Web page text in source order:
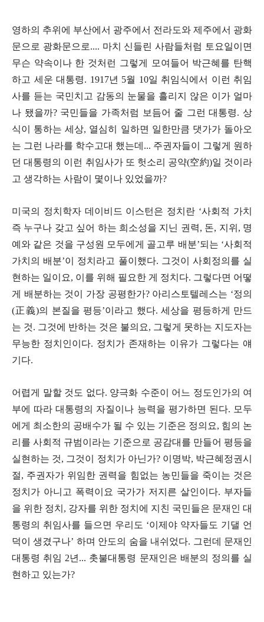
영하의 추위에 부산에서 광주에서 전라도와 제주에서 광화
문으로 광화문으로.... 마치 신들린 사람들처럼 토요일이면
무슨 약속이나 한 것처런 그렇게 모여들어 박근혜를 탄핵
하고 세운 대통령. 1917년 5월 10일 취임식에서 이런 취임
사를 듣는 국민치고 감동의 눈물을 흘리지 않은 이가 얼마
나 됐을까? 국민들을 가족처럼 보듬어 줄 그런 대통령. 상
식이 통하는 세상, 열심히 일하면 일한만큼 댓가가 돌아오
는 그런 나라를 학수고대 했는데... 주권자들이 그렇게 원하
던 대통령의 이런 취임사가 또 헛소리 공약(空約)일 것이라
고 생각하는 사람이 몇이나 있었을까?
미국의 정치학자 데이비드 이스턴은 정치란 ‘사회적 가치
즉 누구나 갖고 싶어 하는 희소성을 지닌 권력, 돈, 지위, 명
예와 같은 것을 구성원 모두에게 골고루 배분’되는 ‘사회적
가치의 배분’이 정치라고 풀이했다. 그것이 사회정의를 실
현하는 일이요, 이를 위해 필요한 게 정치다. 그렇다면 어떻
게 배분하는 것이 가장 공평한가? 아리스토텔레스는 ‘정의
(正義)의 본질을 평등’이라고 했다. 세상을 평등하게 만드
는 것. 그것에 반하는 것은 불의요, 그렇게 못하는 지도자는
무능한 정치인이다. 정치가 존재하는 이유가 그렇다는 얘
기다.
어렵게 말할 것도 없다. 양극화 수준이 어느 정도인가의 여
부에 따라 대통령의 자질이나 능력을 평가하면 된다. 모두
에게 최소한의 공배수가 될 수 있는 기준은 정의요, 힘의 논
리를 사회적 규범이라는 기준으로 공감대를 만들어 평등을
실현하는 것, 그것이 정치가 아닌가? 이명박, 박근혜정권시
절, 주권자가 위임한 권력을 힘없는 농민들을 죽이는 것은
정치가 아니고 폭력이요 국가가 저지른 살인이다. 부자들
을 위한 정치, 강자를 위한 정치에 지친 국민들은 문재인 대
통령의 취임사를 들으면 우리도 ‘이제야 약자들도 기댈 언
덕이 생겼구나’ 하며 안도의 숨을 내쉬었다. 그런데 문재인
대통령 취임 2년... 촛불대통령 문재인은 배분의 정의를 실
현하고 있는가?